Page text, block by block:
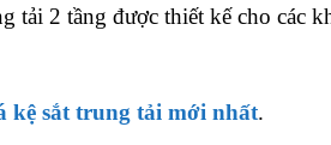
tải 2 tầng được thiết kế cho các
kệ sắt trung tải mới nhất.